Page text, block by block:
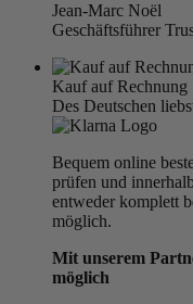
Jean-Marc Noël
Geschäftsführer
Kauf auf Rechnung
Des Deutschen
Bequem online
prüfen und
entweder komplett
möglich.
Mit unserem
möglich